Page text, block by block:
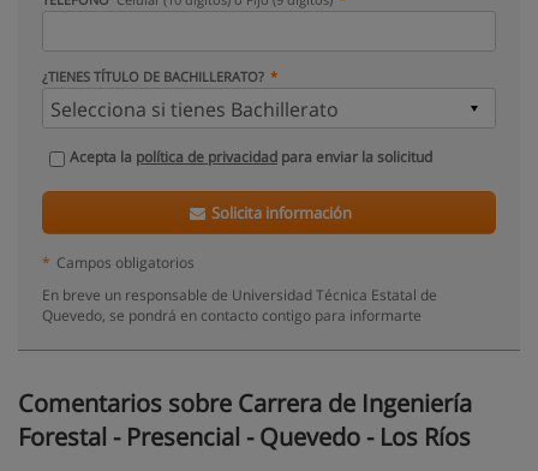
¿TIENES TÍTULO DE BACHILLERATO?
Acepta la política de privacidad para enviar la solicitud
Solicita información
* Campos obligatorios
En breve un responsable de Universidad Técnica Estatal de
Quevedo, se pondrá en contacto contigo para informarte
Comentarios sobre Carrera de Ingeniería
Forestal - Presencial - Quevedo - Los Ríos